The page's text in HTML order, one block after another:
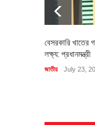
বেসরকারি খাতের
লক্ষ্য: প্রধানমন্ত্রী
জাতীয় July 23,